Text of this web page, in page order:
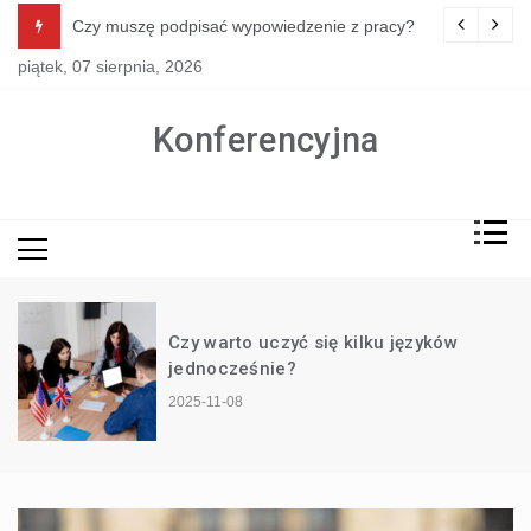
content
Czy muszę podpisać wypowiedzenie z pracy?
piątek, 07 sierpnia, 2026
Konferencyjna
Czy warto uczyć się kilku języków
jednocześnie?
2025-11-08